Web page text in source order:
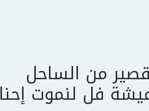
من الساحل
فل لنموت إحنا